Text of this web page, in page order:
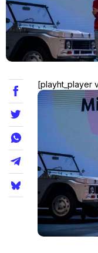
[playht_player